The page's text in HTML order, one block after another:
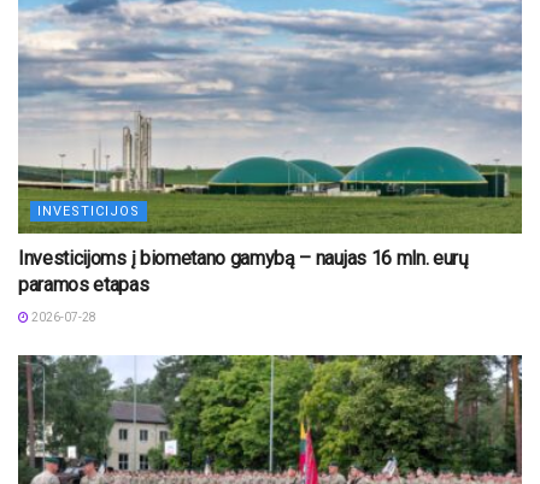
INVESTICIJOS
Investicijoms į biometano gamybą – naujas 16 mln. eurų
paramos etapas
2026-07-28